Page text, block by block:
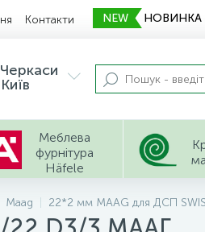
Контакти NEW НОВИНКА
Меблева
фурнітура
Häfele
Maag 22*2 мм МААG для ДСП